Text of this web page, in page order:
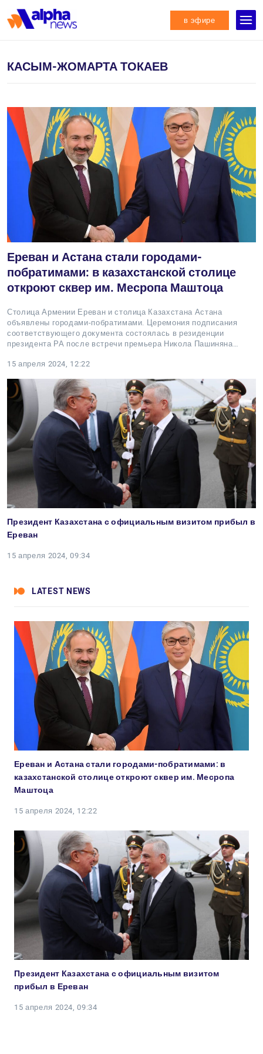
в эфире
КАСЫМ-ЖОМАРТА ТОКАЕВ
Ереван и Астана стали городами-
побратимами: в казахстанской столице
откроют сквер им. Месропа Маштоца
Столица Армении Ереван и столица Казахстана Астана
объявлены городами-побратимами. Церемония подписания
соответствующего документа состоялась в резиденции
президента РА после встречи премьера Никола Пашиняна…
15 апреля 2024, 12:22
Президент Казахстана с официальным визитом прибыл в
Ереван
15 апреля 2024, 09:34
LATEST NEWS
Ереван и Астана стали городами-побратимами: в
казахстанской столице откроют сквер им. Месропа
Маштоца
15 апреля 2024, 12:22
Президент Казахстана с официальным визитом
прибыл в Ереван
15 апреля 2024, 09:34